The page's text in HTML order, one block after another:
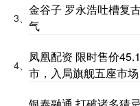
3、
金谷子 罗永浩吐槽复
气
4、
凤凰配资 限时售价
市，入局旗舰五座市场